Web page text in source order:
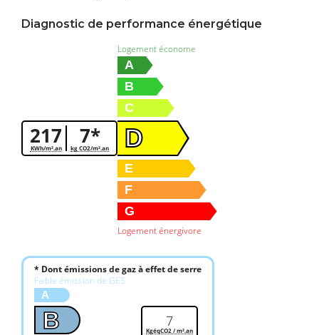
Diagnostic de performance énergétique
217
KWh/m².an 7*
kg CO2/m².an
Logement économe
A
B
C
D
E
F
G
Logement énergivore
* Dont émissions de gaz à effet de serre
Faible émission de GES
A
B 7
KgéqCO2 / m².an